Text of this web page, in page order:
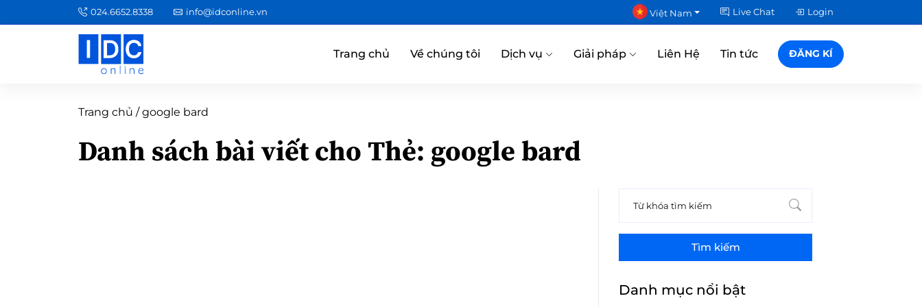
024.6652.8338 info@idconline.vn Việt Nam Live Chat Login
Trang chủ Về chúng tôi Dịch vụ Giải pháp Liên Hệ Tin tức ĐĂNG KÍ
Trang chủ /google bard
Danh sách bài viết cho Thẻ: google bard
Tìm kiếm
Danh mục nổi bật